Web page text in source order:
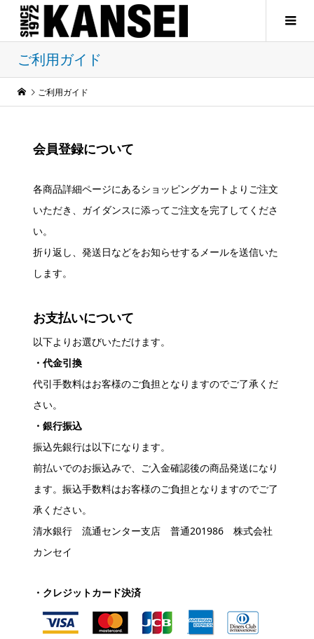
ご利用ガイド
ご利用ガイド
会員登録について
各商品詳細ページにあるショッピングカートよりご注文
いただき、ガイダンスに添ってご注文を完了してくださ
い。
折り返し、発送日などをお知らせするメールを送信いた
します。
お支払いについて
以下よりお選びいただけます。
・代金引換
代引手数料はお客様のご負担となりますのでご了承くだ
さい。
・銀行振込
振込先銀行は以下になります。
前払いでのお振込みで、ご入金確認後の商品発送になり
ます。振込手数料はお客様のご負担となりますのでご了
承ください。
清水銀行 流通センター支店 普通201986 株式会社
カンセイ
・クレジットカード決済